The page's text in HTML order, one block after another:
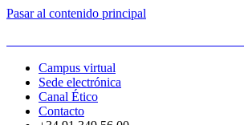
Pasar al contenido principal
Campus virtual
Sede electrónica
Canal Ético
Contacto